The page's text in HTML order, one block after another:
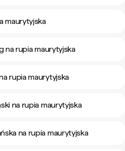
maurytyjska
na rupia maurytyjska
rupia maurytyjska
na rupia maurytyjska
na rupia maurytyjska